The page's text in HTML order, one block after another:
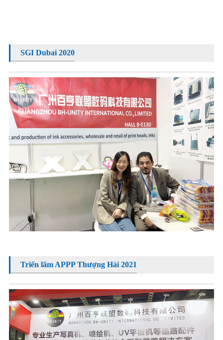
SGI Dubai 2020
Triển lãm APPP Thượng Hải 2021